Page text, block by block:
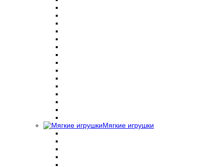
Мягкие игрушки